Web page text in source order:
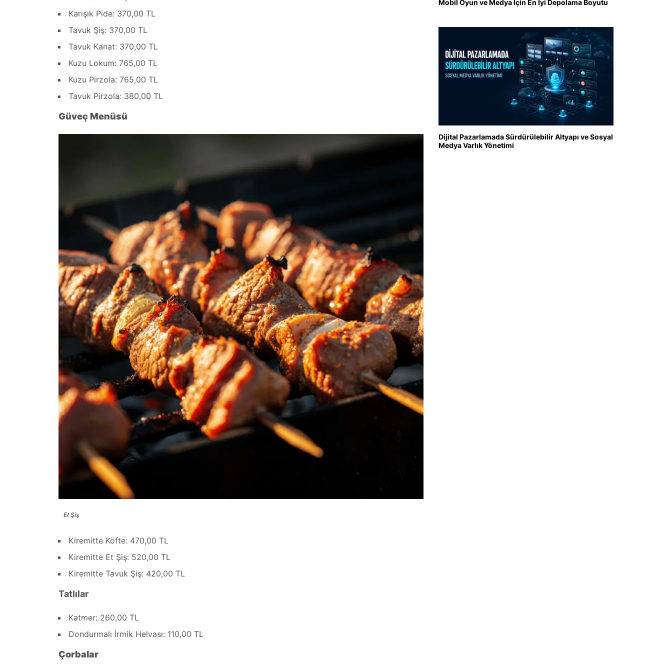
Karışık Pide: 370,00 TL
Tavuk Şiş: 370,00 TL
Tavuk Kanat: 370,00 TL
Kuzu Lokum: 765,00 TL
Kuzu Pirzola: 765,00 TL
Tavuk Pirzola: 380,00 TL
Güveç Menüsü
Et Şiş
Kiremitte Köfte: 470,00 TL
Kiremitte Et Şiş: 520,00 TL
Kiremitte Tavuk Şiş: 420,00 TL
Tatlılar
Katmer: 260,00 TL
Dondurmalı İrmik Helvası: 110,00 TL
Çorbalar
Mobil Oyun ve Medya İçin En İyi Depolama Boyutu
Dijital Pazarlamada Sürdürülebilir Altyapı ve Sosyal
Medya Varlık Yönetimi